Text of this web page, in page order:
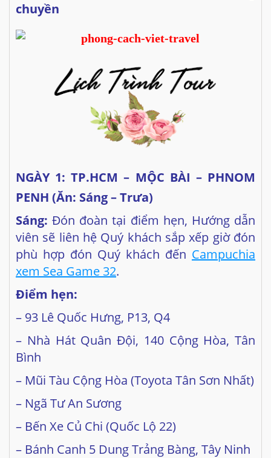
chuyền
NGÀY 1: TP.HCM – MỘC BÀI – PHNOM
PENH (Ăn: Sáng – Trưa)
Sáng: Đón đoàn tại điểm hẹn, Hướng dẫn
viên sẽ liên hệ Quý khách sắp xếp giờ đón
phù hợp đón Quý khách đến Campuchia
xem Sea Game 32.
Điểm hẹn:
– 93 Lê Quốc Hưng, P13, Q4
– Nhà Hát Quân Đội, 140 Cộng Hòa, Tân
Bình
– Mũi Tàu Cộng Hòa (Toyota Tân Sơn Nhất)
– Ngã Tư An Sương
– Bến Xe Củ Chi (Quốc Lộ 22)
– Bánh Canh 5 Dung Trảng Bàng, Tây Ninh